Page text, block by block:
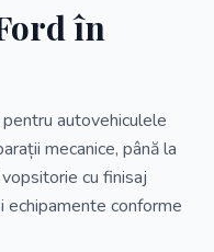
în
autovehiculele
mecanice, până la
cu finisaj
echipamente conforme